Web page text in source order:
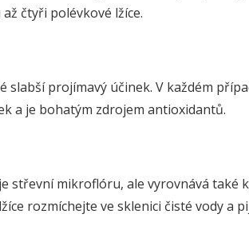
čtyři polévkové lžíce.
projímavý účinek. V každém
a je bohatým zdrojem antioxidantů.
střevní mikroflóru, ale vyrovnává také
rozmíchejte ve sklenici čisté vody a